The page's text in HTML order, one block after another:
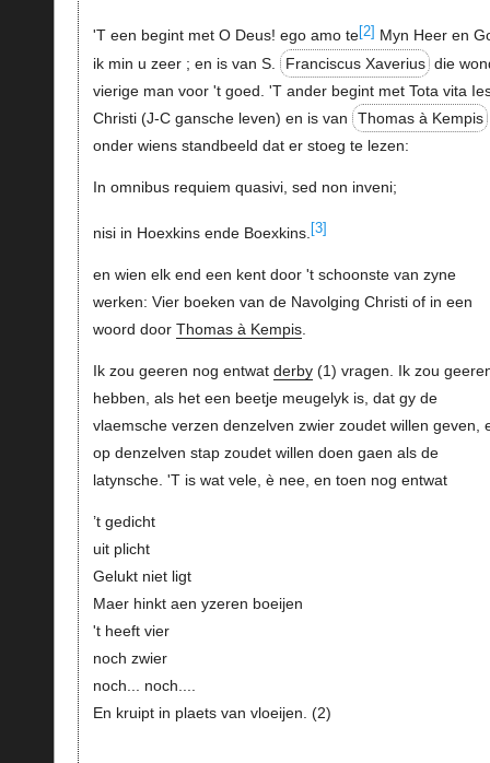
'T een begint met O Deus! ego amo te[2] Myn Heer en
ik min u zeer ; en is van S.
Franciscus Xaverius die
vierige man voor 't goed. 'T ander begint met Tota vita
Christi (J-C gansche leven) en is van
Thomas à Kempis
onder wiens standbeeld dat er stoeg te lezen:
In omnibus requiem quasivi, sed non inveni;
nisi in Hoexkins ende Boexkins. [3]
en wien elk end een kent door 't schoonste van zyne
werken: Vier boeken van de Navolging Christi of in een
woord door Thomas à Kempis.
Ik zou geeren nog entwat derby(1) vragen. Ik zou
hebben, als het een beetje meugelyk is, dat gy de
vlaemsche verzen denzelven zwier zoudet willen geven,
op denzelven stap zoudet willen doen gaen als de
latynsche. 'T is wat vele, è nee, en toen nog entwat
’t gedicht
uit plicht
Gelukt niet ligt
Maer hinkt aen yzeren boeijen
't heeft vier
noch zwier
noch... noch....
En kruipt in plaets van vloeijen. (2)